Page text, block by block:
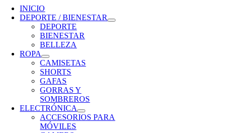
Navigation
INICIO
DEPORTE / BIENESTAR
DEPORTE
BIENESTAR
BELLEZA
ROPA
CAMISETAS
SHORTS
GAFAS
GORRAS Y
SOMBREROS
ELECTRÓNICA
ACCESORIOS PARA
MÓVILES